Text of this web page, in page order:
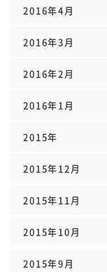
2016年4月
2016年3月
2016年2月
2016年1月
2015年
2015年12月
2015年11月
2015年10月
2015年9月